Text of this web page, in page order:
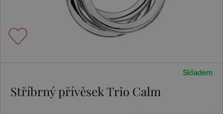
Skladem
Stříbrný přívěsek Trio Calm